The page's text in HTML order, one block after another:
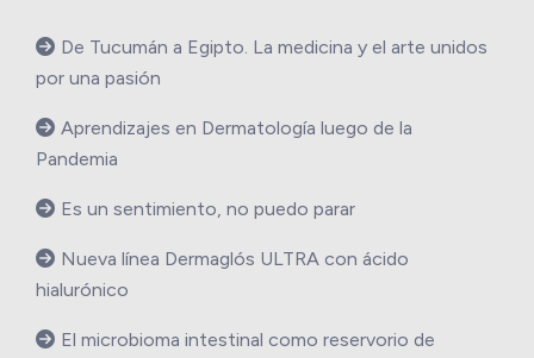
De Tucumán a Egipto. La medicina y el arte unidos
por una pasión
Aprendizajes en Dermatología luego de la
Pandemia
Es un sentimiento, no puedo parar
Nueva línea Dermaglós ULTRA con ácido
hialurónico
El microbioma intestinal como reservorio de